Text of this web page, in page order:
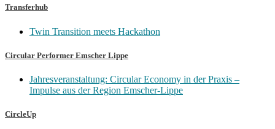
Transferhub
Twin Transition meets Hackathon
Circular Performer Emscher Lippe
Jahresveranstaltung: Circular Economy in der Praxis –
Impulse aus der Region Emscher-Lippe
CircleUp